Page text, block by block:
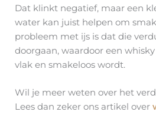
Dat klinkt negatief, maar een
water kan juist helpen om
probleem met ijs is dat die
doorgaan, waardoor een
vlak en smakeloos wordt.
Wil je meer weten over het
Lees dan zeker ons artikel over